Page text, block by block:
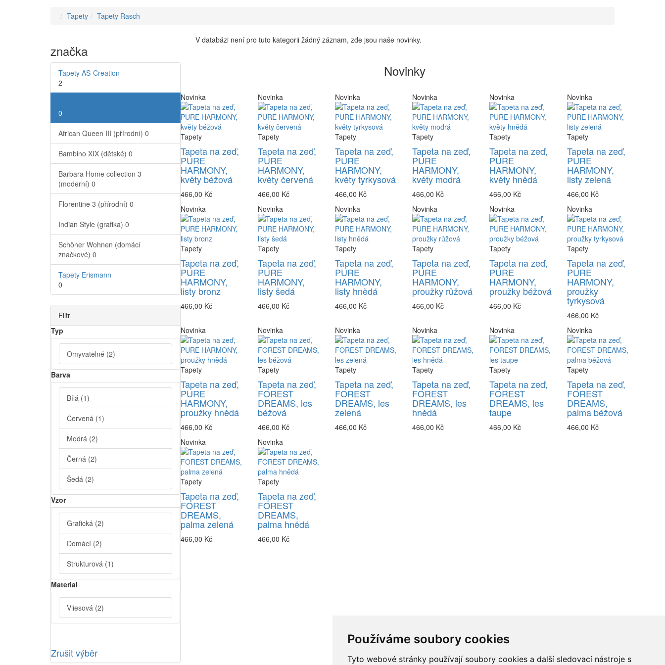
Používáme soubory cookies
Tyto webové stránky používají soubory cookies a další sledovací nástroje s
Tapety Tapety Rasch
značka
Tapety AS-Creation
2
0
African Queen III (přírodní) 0
Bambino XIX (dětské) 0
Barbara Home collection 3
(moderní) 0
Florentine 3 (přírodní) 0
Indian Style (grafika) 0
Schöner Wohnen (domácí
značkové) 0
Tapety Erismann
0
Filtr
Typ
Omyvatelné (2)
Barva
Bílá (1)
Červená (1)
Modrá (2)
Černá (2)
Šedá (2)
Vzor
Grafická (2)
Domácí (2)
Strukturová (1)
Material
Vliesová (2)
Zrušit výběr
V databázi není pro tuto kategorii žádný záznam, zde jsou naše novinky.
Novinky
Novinka
Tapety
Tapeta na zeď,
PURE
HARMONY,
květy béžová
466,00 Kč
Novinka
Tapety
Tapeta na zeď,
PURE
HARMONY,
květy červená
466,00 Kč
Novinka
Tapety
Tapeta na zeď,
PURE
HARMONY,
květy tyrkysová
466,00 Kč
Novinka
Tapety
Tapeta na zeď,
PURE
HARMONY,
květy modrá
466,00 Kč
Novinka
Tapety
Tapeta na zeď,
PURE
HARMONY,
květy hnědá
466,00 Kč
Novinka
Tapety
Tapeta na zeď,
PURE
HARMONY,
listy zelená
466,00 Kč
Novinka
Tapety
Tapeta na zeď,
PURE
HARMONY,
listy bronz
466,00 Kč
Novinka
Tapety
Tapeta na zeď,
PURE
HARMONY,
listy šedá
466,00 Kč
Novinka
Tapety
Tapeta na zeď,
PURE
HARMONY,
listy hnědá
466,00 Kč
Novinka
Tapety
Tapeta na zeď,
PURE
HARMONY,
proužky růžová
466,00 Kč
Novinka
Tapety
Tapeta na zeď,
PURE
HARMONY,
proužky béžová
466,00 Kč
Novinka
Tapety
Tapeta na zeď,
PURE
HARMONY,
proužky
tyrkysová
466,00 Kč
Novinka
Tapety
Tapeta na zeď,
PURE
HARMONY,
proužky hnědá
466,00 Kč
Novinka
Tapety
Tapeta na zeď,
FOREST
DREAMS, les
béžová
466,00 Kč
Novinka
Tapety
Tapeta na zeď,
FOREST
DREAMS, les
zelená
466,00 Kč
Novinka
Tapety
Tapeta na zeď,
FOREST
DREAMS, les
hnědá
466,00 Kč
Novinka
Tapety
Tapeta na zeď,
FOREST
DREAMS, les
taupe
466,00 Kč
Novinka
Tapety
Tapeta na zeď,
FOREST
DREAMS,
palma béžová
466,00 Kč
Novinka
Tapety
Tapeta na zeď,
FOREST
DREAMS,
palma zelená
466,00 Kč
Novinka
Tapety
Tapeta na zeď,
FOREST
DREAMS,
palma hnědá
466,00 Kč